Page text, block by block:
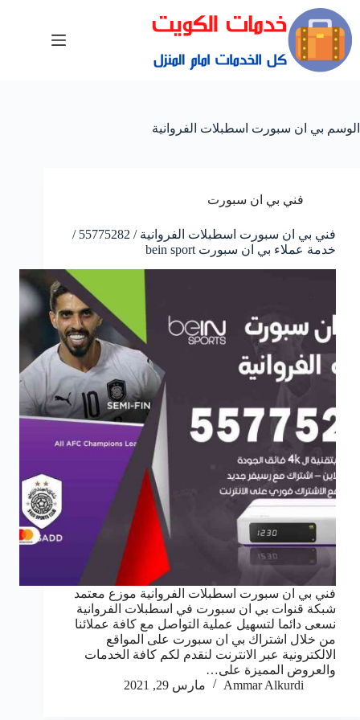
الوسم بي ان سبورت اسطبلات الفروانية
فني بي ان سبورت
فني بي ان سبورت اسطبلات الفروانية / 55775282 /
خدمة عملاء بي ان سبورت bein sport
فني بي ان سبورت اسطبلات الفروانية موزع معتمد
شبكة قنوات بي ان سبورت في اسطبلات الفروانية
نسعى دائما لتسهيل عملية التواصل مع كافة عملائنا
من خلال اشتراك بي ان سبورت على المواقع
الالكترونية عبر الانترنت لنقدم لكم كافة الخدمات
والعروض المميزة على…
Ammar Alkurdi
مارس 29, 2021